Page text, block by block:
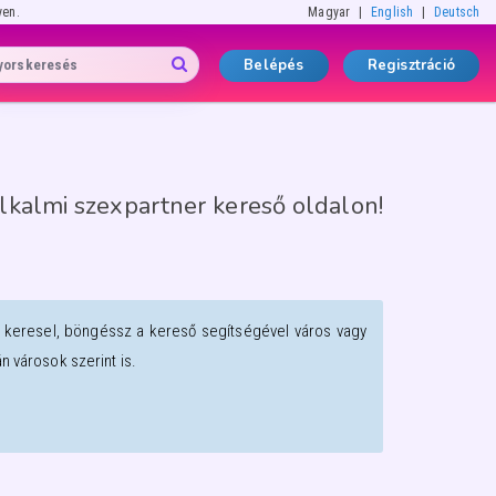
Magyar English Deutsch
Belépés Regisztráció
szexpartner kereső oldalon!
böngéssz a kereső segítségével város vagy
városok szerint is.